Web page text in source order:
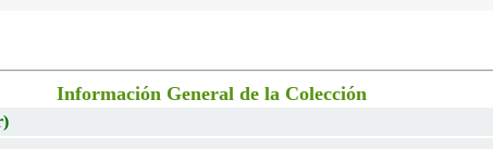
Información General de la Colección